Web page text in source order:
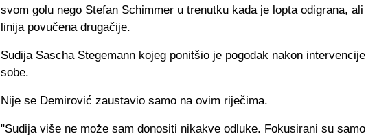
svom golu nego Stefan Schimmer u trenutku kada je lopta odigrana,
linija povučena drugačije.
Sudija Sascha Stegemann kojeg ponitšio je pogodak nakon
sobe.
Nije se Demirović zaustavio samo na ovim riječima.
"Sudija više ne može sam donositi nikakve odluke. Fokusirani su